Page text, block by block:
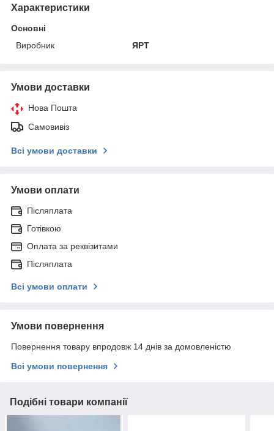
Характеристики
Основні
Виробник
ЯРТ
Умови доставки
Нова Пошта
Самовивіз
Всі умови доставки
Умови оплати
Післяплата
Готівкою
Оплата за реквізитами
Післяплата
Всі умови оплати
Умови повернення
Повернення товару впродовж 14 днів за домовленістю
Всі умови повернення
Подібні товари компанії